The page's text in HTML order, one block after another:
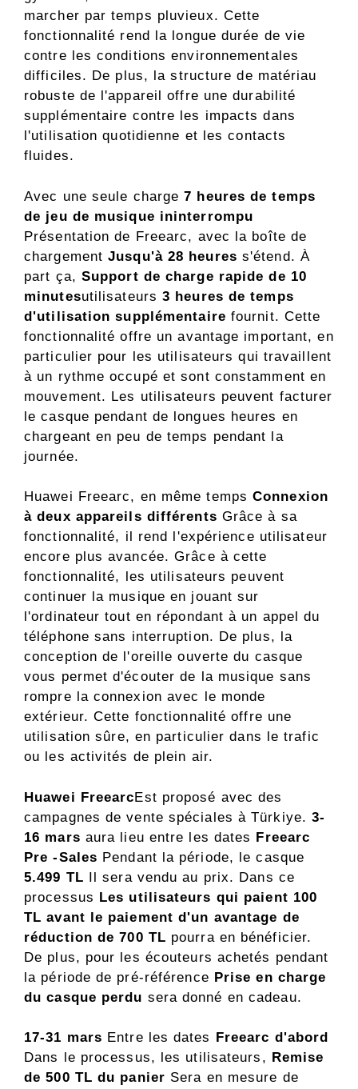
marcher par temps pluvieux. Cette
fonctionnalité rend la longue durée de vie
contre les conditions environnementales
difficiles. De plus, la structure de matériau
robuste de l'appareil offre une durabilité
supplémentaire contre les impacts dans
l'utilisation quotidienne et les contacts
fluides.
Avec une seule charge7 heures de temps
de jeu de musique ininterrompu
Présentation de Freearc, avec la boîte de
chargementJusqu'à 28 heures s'étend. À
part ça, Support de charge rapide de 10
minutesutilisateurs3 heures de temps
d'utilisation supplémentaire fournit. Cette
fonctionnalité offre un avantage important, en
particulier pour les utilisateurs qui travaillent
à un rythme occupé et sont constamment en
mouvement. Les utilisateurs peuvent facturer
le casque pendant de longues heures en
chargeant en peu de temps pendant la
journée.
Huawei Freearc, en même temps Connexion
à deux appareils différents Grâce à sa
fonctionnalité, il rend l'expérience utilisateur
encore plus avancée. Grâce à cette
fonctionnalité, les utilisateurs peuvent
continuer la musique en jouant sur
l'ordinateur tout en répondant à un appel du
téléphone sans interruption. De plus, la
conception de l'oreille ouverte du casque
vous permet d'écouter de la musique sans
rompre la connexion avec le monde
extérieur. Cette fonctionnalité offre une
utilisation sûre, en particulier dans le trafic
ou les activités de plein air.
Huawei FreearcEst proposé avec des
campagnes de vente spéciales à Türkiye.3-
16 mars aura lieu entre les dates Freearc
Pre -Sales Pendant la période, le casque
5.499 TL Il sera vendu au prix. Dans ce
processus Les utilisateurs qui paient 100
TL avant le paiement d'un avantage de
réduction de 700 TL pourra en bénéficier.
De plus, pour les écouteurs achetés pendant
la période de pré-référence Prise en charge
du casque perdu sera donné en cadeau.
17-31 mars Entre les dates
Freearc d'abord
Dans le processus, les utilisateurs, Remise
de 500 TL du panier Sera en mesure de